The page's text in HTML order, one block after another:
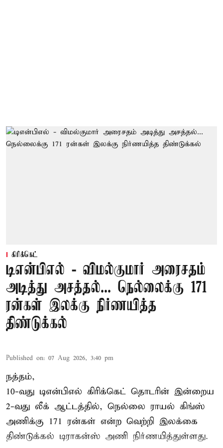
கிரிக்கெட்
டிஎன்பிஎல் - விமல்குமார் அரைசதம்
அடித்து அசத்தல்... நெல்லைக்கு 171
ரன்கள் இலக்கு நிர்ணயித்த
திண்டுக்கல்
Published on: 07 Aug 2026, 3:40 pm
நத்தம்,
10-வது டிஎன்பிஎல் கிரிக்கெட் தொடரின் இன்றைய
2-வது லீக் ஆட்டத்தில், நெல்லை ராயல் கிங்ஸ்
அணிக்கு 171 ரன்கள் என்ற வெற்றி இலக்கை
திண்டுக்கல் டிராகன்ஸ் அணி நிர்ணயித்துள்ளது.